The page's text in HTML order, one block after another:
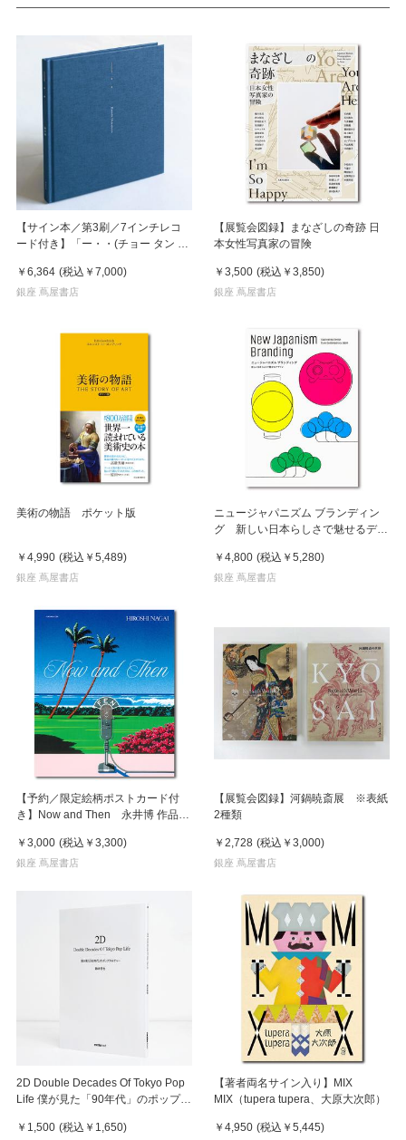
【サイン本／第3刷／7インチレコ
ード付き】「ー・・(チョー タン タ
￥6,364 (税込 ￥7,000)
銀座 蔦屋書店
【展覧会図録】まなざしの奇跡 日
本女性写真家の冒険
￥3,500 (税込 ￥3,850)
銀座 蔦屋書店
美術の物語 ポケット版
￥4,990 (税込 ￥5,489)
銀座 蔦屋書店
ニュージャパニズム ブランディン
グ 新しい日本らしさで魅せるデザ
￥4,800 (税込 ￥5,280)
銀座 蔦屋書店
【予約／限定絵柄ポストカード付
き】Now and Then 永井博 作品
￥3,000 (税込 ￥3,300)
銀座 蔦屋書店
【展覧会図録】河鍋暁斎展 ※表紙
2種類
￥2,728 (税込 ￥3,000)
銀座 蔦屋書店
2D Double Decades Of Tokyo Pop
Life 僕が見た「90年代」のポップカ
￥1,500 (税込 ￥1,650)
【著者両名サイン入り】MIX
MIX（tupera tupera、大原大次郎）
￥4,950 (税込 ￥5,445)